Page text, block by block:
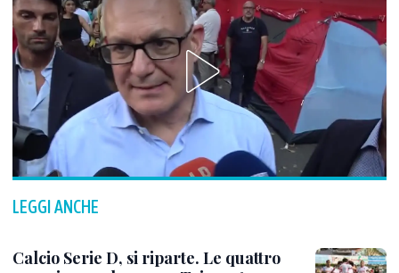
LEGGI ANCHE
Calcio Serie D, si riparte. Le quattro